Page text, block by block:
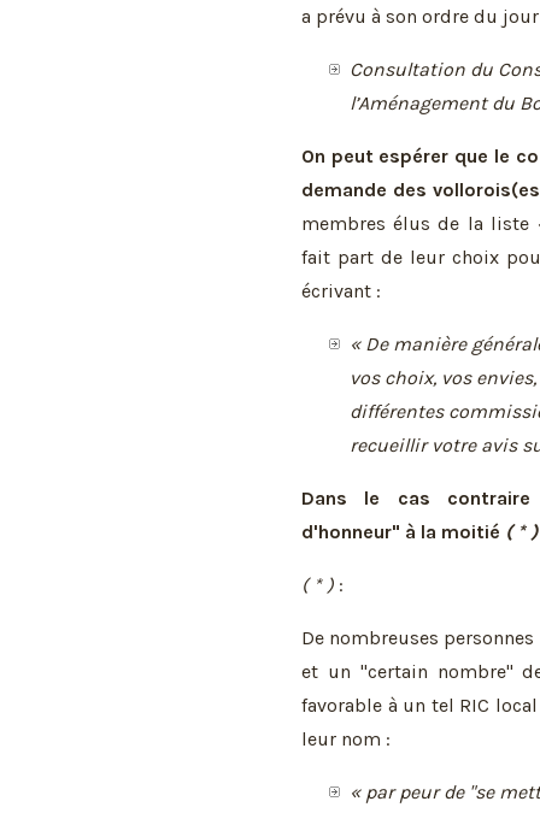
a prévu à son ordre du
Consultation du
l’Aménagement du
On peut espérer que le
demande des
membres élus de la liste
fait part de leur choix
écrivant :
« De manière
vos choix, vos
différentes
recueillir votre avis
Dans le cas
d'honneur" à la moitié ( * )
( * ) :
De nombreuses
et un "certain nombre"
favorable à un tel RIC
leur nom :
« par peur de "se